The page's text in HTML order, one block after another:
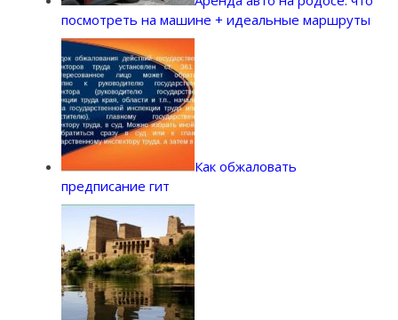
посмотреть на машине + идеальные маршруты
Как обжаловать
предписание гит